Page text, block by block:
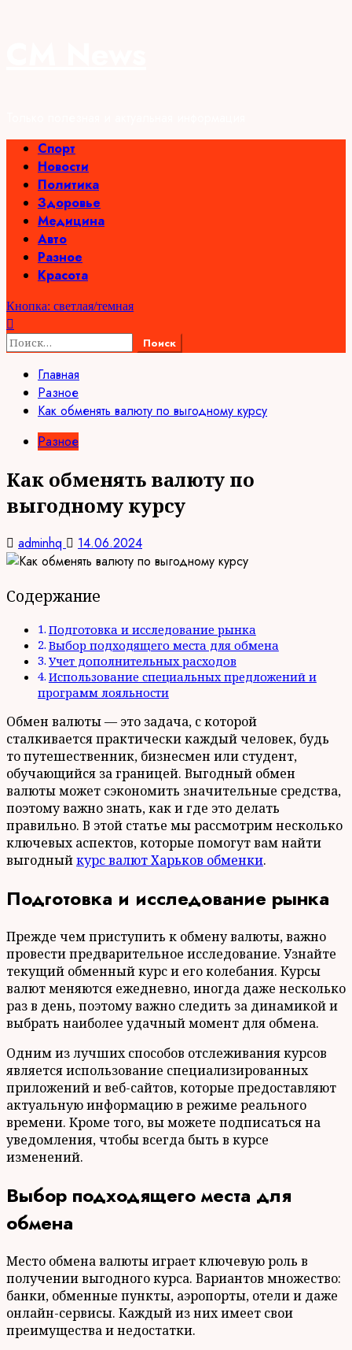
Основное
меню
Спорт
Новости
Политика
Здоровье
Медицина
Авто
Разное
Красота
Кнопка: светлая/темная
Найти:
Главная
Разное
Как обменять валюту по выгодному курсу
Разное
Как обменять валюту по
выгодному курсу
adminhq 14.06.2024
Содержание
Подготовка и исследование рынка
Выбор подходящего места для обмена
Учет дополнительных расходов
Использование специальных предложений и
программ лояльности
Обмен валюты — это задача, с которой
сталкивается практически каждый человек, будь
то путешественник, бизнесмен или студент,
обучающийся за границей. Выгодный обмен
валюты может сэкономить значительные средства,
поэтому важно знать, как и где это делать
правильно. В этой статье мы рассмотрим несколько
ключевых аспектов, которые помогут вам найти
выгодныйкурс валют Харьков обменки.
Подготовка и исследование рынка
Прежде чем приступить к обмену валюты, важно
провести предварительное исследование. Узнайте
текущий обменный курс и его колебания. Курсы
валют меняются ежедневно, иногда даже несколько
раз в день, поэтому важно следить за динамикой и
выбрать наиболее удачный момент для обмена.
Одним из лучших способов отслеживания курсов
является использование специализированных
приложений и веб-сайтов, которые предоставляют
актуальную информацию в режиме реального
времени. Кроме того, вы можете подписаться на
уведомления, чтобы всегда быть в курсе
изменений.
Выбор подходящего места для
обмена
Место обмена валюты играет ключевую роль в
получении выгодного курса. Вариантов множество:
банки, обменные пункты, аэропорты, отели и даже
онлайн-сервисы. Каждый из них имеет свои
преимущества и недостатки.